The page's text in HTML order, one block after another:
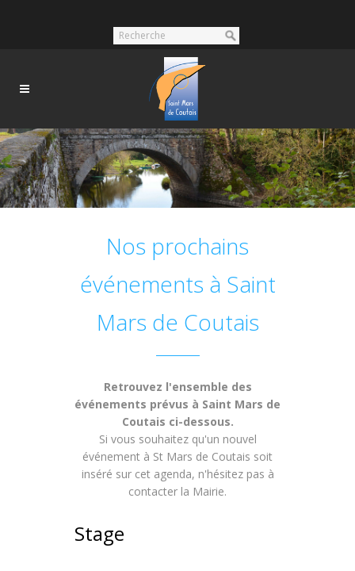
Nos prochains
événements à Saint
Mars de Coutais
Retrouvez l'ensemble des
événements prévus à Saint Mars de
Coutais ci-dessous.
Si vous souhaitez qu'un nouvel
événement à St Mars de Coutais soit
inséré sur cet agenda, n'hésitez pas à
contacter la Mairie.
Stage